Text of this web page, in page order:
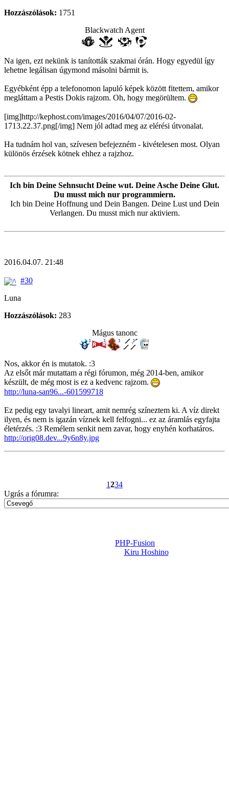
Hozzászólások: 1751
Blackwatch Agent
Na igen, ezt nekünk is tanították szakmai órán. Hogy egyedül így
lehetne legálisan úgymond másolni bármit is.
Egyébként épp a telefonomon lapuló képek között fitettem, amikor
megláttam a Pestis Dokis rajzom. Oh, hogy megörültem.
[img]http://kephost.com/images/2016/04/07/2016-02-
1713.22.37.png[/img] Nem jól adtad meg az elérési útvonalat.
Ha tudnám hol van, szívesen befejezném - kivételesen most. Olyan
különös érzések kötnek ehhez a rajzhoz.
Ich bin Deine Sehnsucht Deine wut. Deine Asche Deine Glut.
Du musst mich nur programmiern.
Ich bin Deine Hoffnung und Dein Bangen. Deine Lust und Dein
Verlangen. Du musst mich nur aktiviern.
2016.04.07. 21:48
#30
Luna
Hozzászólások: 283
Mágus tanonc
Nos, akkor én is mutatok. :3
Az elsőt már mutattam a régi fórumon, még 2014-ben, amikor
készült, de még most is ez a kedvenc rajzom.
http://luna-san96...-601599718
Ez pedig egy tavalyi lineart, amit nemrég színeztem ki. A víz direkt
ilyen, és nem is igazán víznek kell felfogni... ez az áramlás egyfajta
életérzés. :3 Remélem senkit nem zavar, hogy enyhén korhatáros.
http://orig08.dev...9y6n8y.jpg
1234
Ugrás a fórumra:
PHP-Fusion
Kiru Hoshino